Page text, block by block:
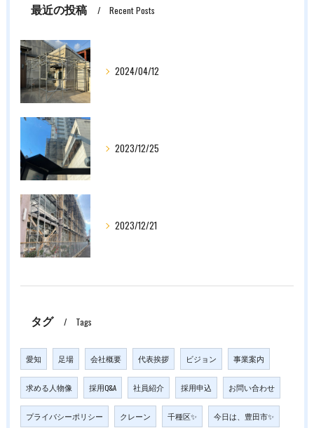
最近の投稿 Recent Posts
2024/04/12
2023/12/25
2023/12/21
タグ Tags
愛知 足場 会社概要 代表挨拶 ビジョン 事業案内
求める人物像 採用Q&A 社員紹介 採用申込 お問い合わせ
プライバシーポリシー クレーン 千種区✨ 今日は、豊田市✨